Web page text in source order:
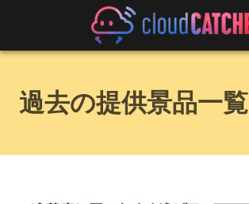
過去の提供景品一覧